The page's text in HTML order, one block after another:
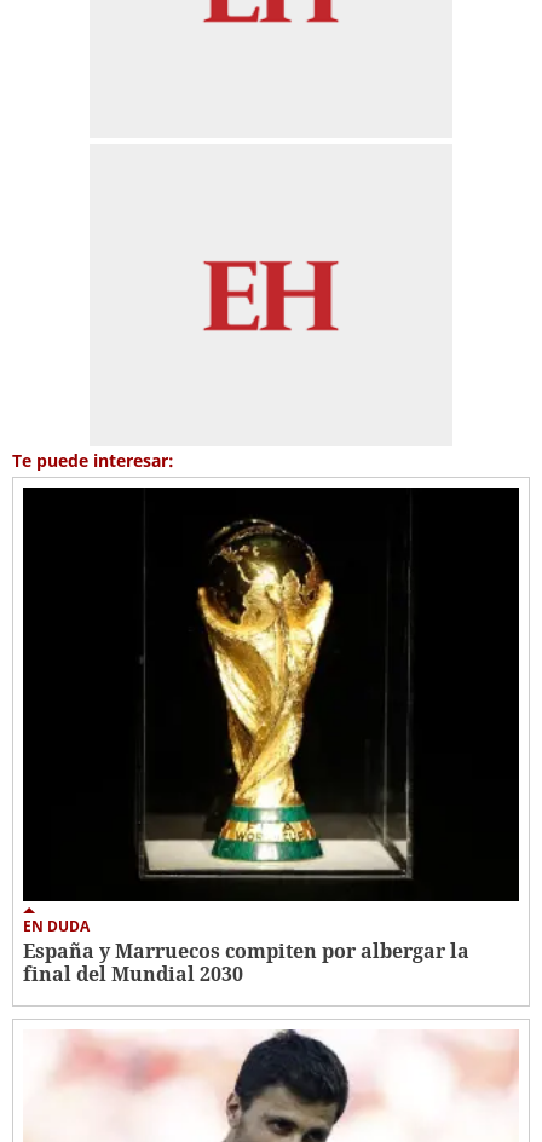
Te puede interesar:
EN DUDA
España y Marruecos compiten por albergar la
final del Mundial 2030